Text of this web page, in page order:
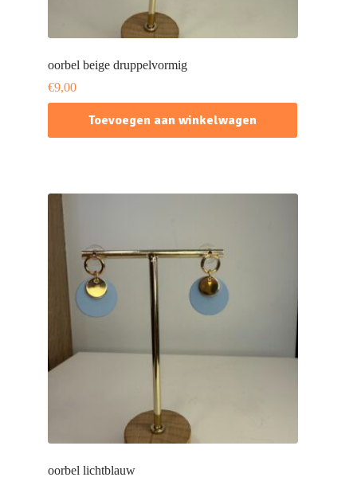
oorbel beige druppelvormig
€9,00
Toevoegen aan winkelwagen
oorbel lichtblauw